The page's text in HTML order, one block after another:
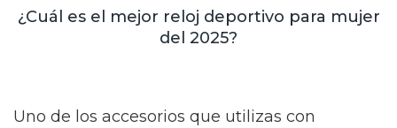
¿Cuál es el mejor reloj deportivo para mujer
del 2025?
Uno de los accesorios que utilizas con